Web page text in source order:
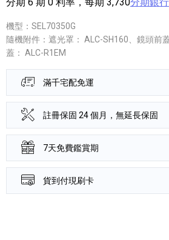
機型：SEL70350G
隨機附件：遮光罩： ALC-SH160、鏡頭前
蓋： ALC-R1EM
滿千宅配免運
註冊保固 24 個月，無延長保固
7天免費鑑賞期
貨到付現刷卡